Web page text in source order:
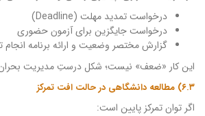
درخواست تمدید مهلت (Deadline)
درخواست جایگزین برای آزمون حضوری
گزارش مختصر وضعیت و ارائه برنامه انجام
این کار «ضعف» نیست؛ شکل درستِ مدیریت
۶.۳) مطالعه دانشگاهی در حالت افت تمرکز
اگر توان تمرکز پایین است: